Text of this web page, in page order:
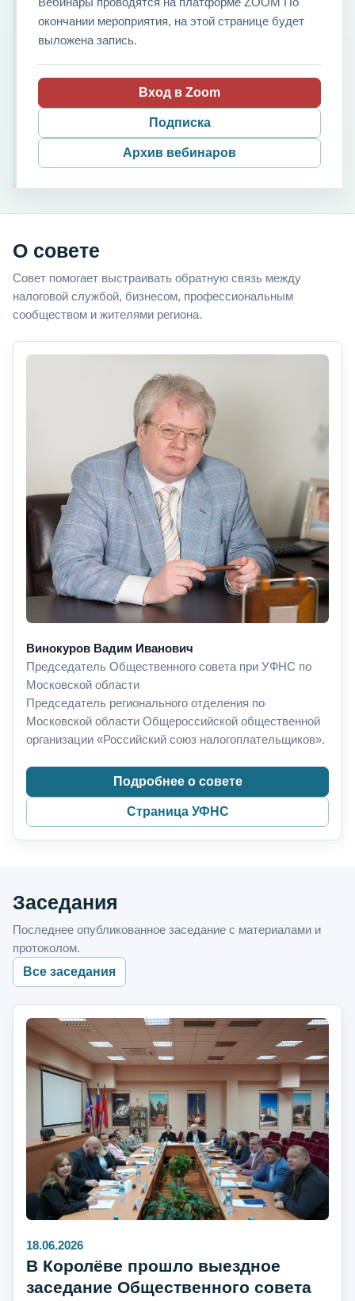
окончании мероприятия, на этой странице будет
выложена запись.
Вход в Zoom
Подписка
Архив вебинаров
О совете
Совет помогает выстраивать обратную связь между
налоговой службой, бизнесом, профессиональным
сообществом и жителями региона.
Винокуров Вадим Иванович
Председатель Общественного совета при УФНС по
Московской области
Председатель регионального отделения по
Московской области Общероссийской общественной
организации «Российский союз налогоплательщиков».
Подробнее о совете
Страница УФНС
Заседания
Последнее опубликованное заседание с материалами и
протоколом.
Все заседания
18.06.2026
В Королёве прошло выездное
заседание Общественного совета